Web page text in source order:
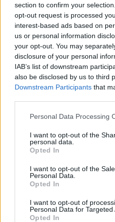
section to confirm your
opt-out request is processed
interest-based ads based on
us or personal information
your opt-out. You may
disclosure of your personal
IAB’s list of downstream
also be disclosed by us to third
Downstream Participants that
Personal Data Processing
I want to opt-out of the
personal data.
Opted In
I want to opt-out of the
Personal Data.
Opted In
I want to opt-out of
Personal Data for Targeted
Opted In
2026. augusztus 07., péntek
Románul is helyt
kezdődő
készülhetnek a